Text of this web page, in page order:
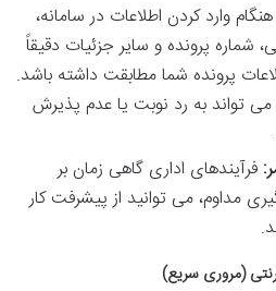
هنگام وارد کردن اطلاعات در سامانه،
شماره پرونده و سایر جزئیات دقیقاً
پرونده شما مطابقت داشته باشد.
تواند به رد نوبت یا عدم پذیرش
فرآیندهای اداری گاهی زمان بر
مداوم، می توانید از پیشرفت کار
(مروری سریع)